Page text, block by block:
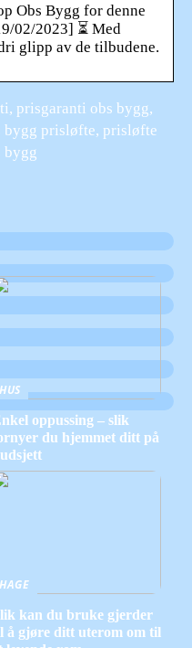
Obs Bygg for denne
02/2023] ⏳ Med
glipp av de tilbudene.
prisgaranti obs bygg,
bygg prisløfte, prisløfte
bygg
HUS
oppussing – slik
du hjemmet ditt på
HAGE
kan du bruke gjerder
å gjøre ditt uterom om til